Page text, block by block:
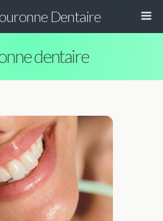
Dentaire
dentaire